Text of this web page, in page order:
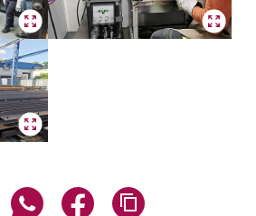
Seite über E-Mail teilen
Seite über WhatsApp teilen
Seite über Facebook